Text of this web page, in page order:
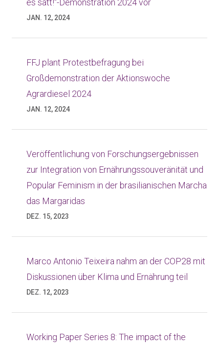
es satt!“-Demonstration 2024 vor
JAN. 12, 2024
FFJ plant Protestbefragung bei
Großdemonstration der Aktionswoche
Agrardiesel 2024
JAN. 12, 2024
Veröffentlichung von Forschungsergebnissen
zur Integration von Ernährungssouveränität und
Popular Feminism in der brasilianischen Marcha
das Margaridas
DEZ. 15, 2023
Marco Antonio Teixeira nahm an der COP28 mit
Diskussionen über Klima und Ernährung teil
DEZ. 12, 2023
Working Paper Series 8: The impact of the